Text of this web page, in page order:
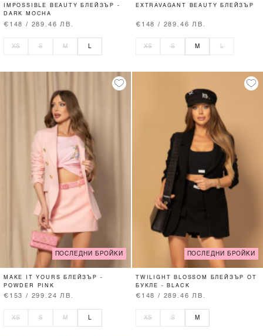
IMPOSSIBLE BEAUTY БЛЕЙЗЪР -
DARK MOCHA
€148 / 289.46 ЛВ.
XS S M
EXTRAVAGANT BEAUTY БЛЕЙЗЪР
€148 / 289.46 ЛВ.
XS S M L
ПОСЛЕДНИ БРОЙКИ
MAKE IT YOURS БЛЕЙЗЪР -
POWDER PINK
€153 / 299.24 ЛВ.
XS S M L
ПОСЛЕДНИ БРОЙКИ
TWILIGHT BLOSSOM БЛЕЙЗЪР ОТ
БУКЛЕ - BLACK
€148 / 289.46 ЛВ.
XS S M